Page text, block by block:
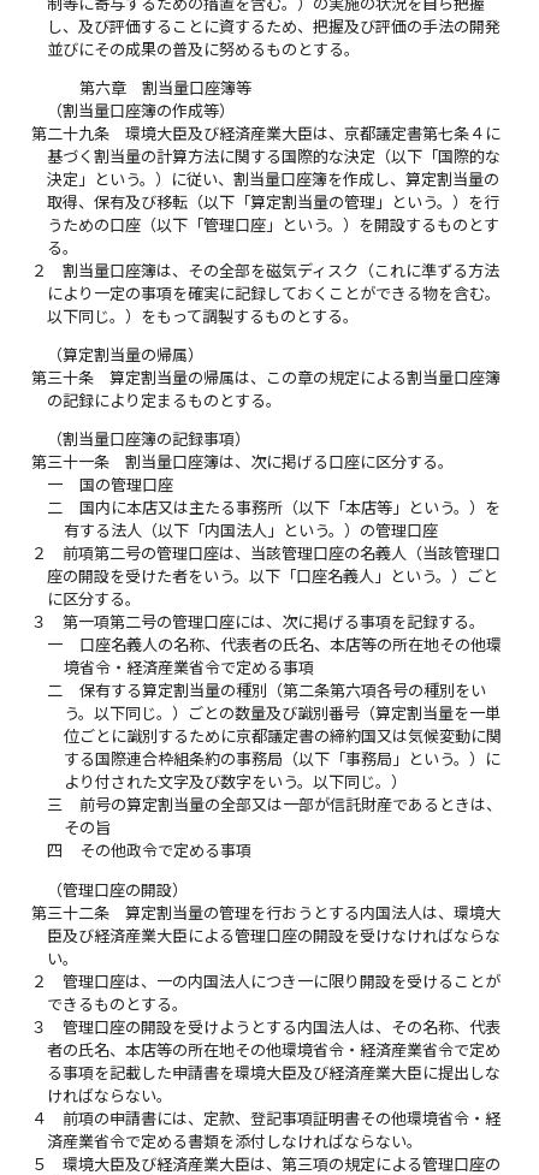
し、及び評価することに資するため、把握及び評価の手法の開発
並びにその成果の普及に努めるものとする。
第六章 割当量口座簿等
（割当量口座簿の作成等）
第二十九条
環境大臣及び経済産業大臣は、京都議定書第七条４に
基づく割当量の計算方法に関する国際的な決定（以下「国際的な
決定」という。）に従い、割当量口座簿を作成し、算定割当量の
取得、保有及び移転（以下「算定割当量の管理」という。）を行
うための口座（以下「管理口座」という。）を開設するものとす
る。
２
割当量口座簿は、その全部を磁気ディスク（これに準ずる方法
により一定の事項を確実に記録しておくことができる物を含む。
以下同じ。）をもって調製するものとする。
（算定割当量の帰属）
第三十条
算定割当量の帰属は、この章の規定による割当量口座簿
の記録により定まるものとする。
（割当量口座簿の記録事項）
第三十一条
割当量口座簿は、次に掲げる口座に区分する。
一
国の管理口座
二
国内に本店又は主たる事務所（以下「本店等」という。）を
有する法人（以下「内国法人」という。）の管理口座
２
前項第二号の管理口座は、当該管理口座の名義人（当該管理口
座の開設を受けた者をいう。以下「口座名義人」という。）ごと
に区分する。
３
第一項第二号の管理口座には、次に掲げる事項を記録する。
一
口座名義人の名称、代表者の氏名、本店等の所在地その他環
境省令・経済産業省令で定める事項
二
保有する算定割当量の種別（第二条第六項各号の種別をい
う。以下同じ。）ごとの数量及び識別番号（算定割当量を一単
位ごとに識別するために京都議定書の締約国又は気候変動に関
する国際連合枠組条約の事務局（以下「事務局」という。）に
より付された文字及び数字をいう。以下同じ。）
三
前号の算定割当量の全部又は一部が信託財産であるときは、
その旨
四
その他政令で定める事項
（管理口座の開設）
第三十二条
算定割当量の管理を行おうとする内国法人は、環境大
臣及び経済産業大臣による管理口座の開設を受けなければならな
い。
２
管理口座は、一の内国法人につき一に限り開設を受けることが
できるものとする。
３
管理口座の開設を受けようとする内国法人は、その名称、代表
者の氏名、本店等の所在地その他環境省令・経済産業省令で定め
る事項を記載した申請書を環境大臣及び経済産業大臣に提出しな
ければならない。
４
前項の申請書には、定款、登記事項証明書その他環境省令・経
済産業省令で定める書類を添付しなければならない。
５
環境大臣及び経済産業大臣は、第三項の規定による管理口座の